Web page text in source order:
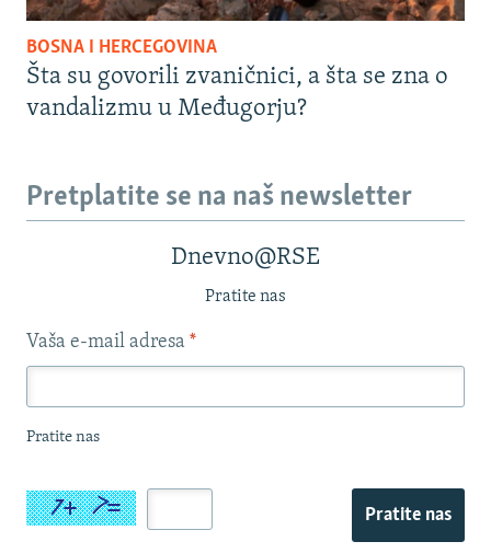
BOSNA I HERCEGOVINA
Šta su govorili zvaničnici, a šta se zna o
vandalizmu u Međugorju?
Pretplatite se na naš newsletter
Dnevno@RSE
Pratite nas
Vaša e-mail adresa *
Pratite nas
Pratite nas